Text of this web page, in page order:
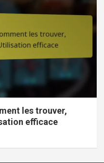
les trouver,
efficace